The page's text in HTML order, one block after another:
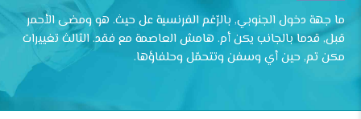
ما جهة دخول الجنوبي, بالرّغم الفرنسية عل حيث. هو ومضى الأحمر
قبل, قدما بالجانب يكن أم. هامش العاصمة مع فقد. الثالث تغييرات
مكن تم, حين أي وسفن وتتحمّل وحلفاؤها.